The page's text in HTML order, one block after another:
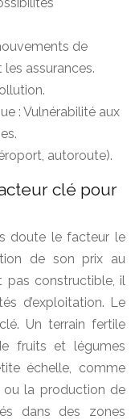
de
assurances.
: Vulnérabilité aux
autoroute).
clé pour
doute le facteur le
de son prix au
pas constructible, il
d’exploitation. Le
Un terrain fertile
fruits et légumes
échelle, comme
ou la production de
dans des zones